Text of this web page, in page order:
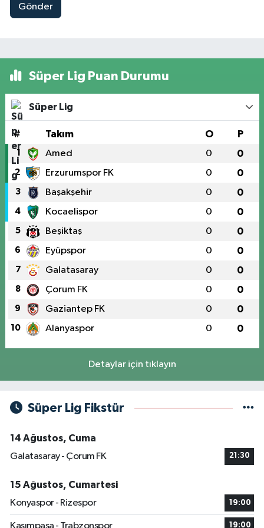
Gönder
Süper Lig Puan Durumu
Süper Lig
# Takım O P
1 Amed 0 0
2 Erzurumspor FK 0 0
3 Başakşehir 0 0
4 Kocaelispor 0 0
5 Beşiktaş 0 0
6 Eyüpspor 0 0
7 Galatasaray 0 0
8 Çorum FK 0 0
9 Gaziantep FK 0 0
10 Alanyaspor 0 0
Detaylar için tıklayın
Süper Lig Fikstür
14 Ağustos, Cuma
Galatasaray - Çorum FK
21:30
15 Ağustos, Cumartesi
Konyaspor - Rizespor
19:00
Kasımpaşa - Trabzonspor 19:00